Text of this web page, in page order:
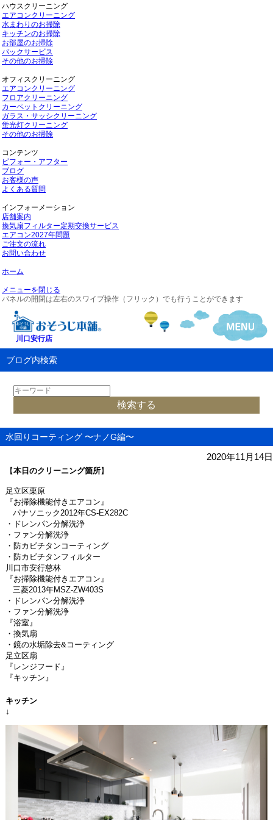
ハウスクリーニング
エアコンクリーニング
水まわりのお掃除
キッチンのお掃除
お部屋のお掃除
パックサービス
その他のお掃除
オフィスクリーニング
エアコンクリーニング
フロアクリーニング
カーペットクリーニング
ガラス・サッシクリーニング
蛍光灯クリーニング
その他のお掃除
コンテンツ
ビフォー・アフター
ブログ
お客様の声
よくある質問
インフォーメーション
店舗案内
換気扇フィルター定期交換サービス
エアコン2027年問題
ご注文の流れ
お問い合わせ
ホーム
メニューを閉じる
パネルの開閉は左右のスワイプ操作（フリック）でも行うことができます
川口安行店
ブログ内検索
水回りコーティング 〜ナノG編〜
2020年11月14日
【本日のクリーニング箇所】
足立区栗原
『お掃除機能付きエアコン』
パナソニック 2012年CS-EX282C
・ドレンパン分解洗浄
・ファン分解洗浄
・防カビチタンコーティング
・防カビチタンフィルター
川口市安行慈林
『お掃除機能付きエアコン』
三菱2013年MSZ-ZW403S
・ドレンパン分解洗浄
・ファン分解洗浄
『浴室』
・換気扇
・鏡の水垢除去& コーティング
足立区扇
『レンジフード』
『キッチン』
キッチン
↓